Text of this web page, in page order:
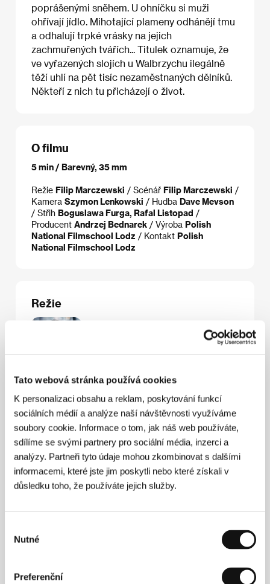
Tato webová stránka používá cookies
K personalizaci obsahu a reklam, poskytování funkcí
sociálních médií a analýze naší návštěvnosti využíváme
soubory cookie. Informace o tom, jak náš web používáte,
sdílíme se svými partnery pro sociální média, inzerci a
analýzy. Partneři tyto údaje mohou zkombinovat s dalšími
informacemi, které jste jim poskytli nebo které získali v
důsledku toho, že používáte jejich služby.
souhlasu
Nutné
Preferenční
poprášenými sněhem. U ohníčku si muži
ohřívají jídlo. Mihotající plameny odhánějí tmu
a odhalují trpké vrásky na jejich
zachmuřených tvářích... Titulek oznamuje, že
ve vyřazených slojích u Walbrzychu ilegálně
těží uhlí na pět tisíc nezaměstnaných dělníků.
Někteří z nich tu přicházejí o život.
O filmu
5 min / Barevný, 35 mm
Režie Filip Marczewski / Scénář Filip Marczewski /
Kamera Szymon Lenkowski / Hudba Dave Mevson
/ Střih Boguslawa Furga, Rafal Listopad /
Producent Andrzej Bednarek / Výroba Polish
National Filmschool Lodz / Kontakt Polish
National Filmschool Lodz
Režie
Filip Marczewski je studentem lodžské školy
PWSFTViT. Na loňském FF polského hraného filmu v
Gdyni byl do sekce polského nezávislého filmu
zařazen jeho studentský snímekCyrano(2004),
pojednávající o hercích z provinčního divadla a o tom,
že nikdo nemá právo zbavovat lidi jejich iluzí.
Kontakty
Polsko